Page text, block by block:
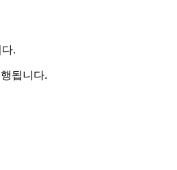
.
됩니다.